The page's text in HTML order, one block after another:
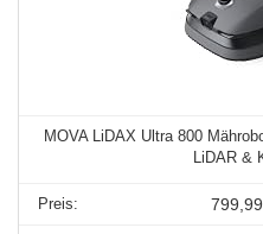
MOVA LiDAX Ultra 800
LiDAR &